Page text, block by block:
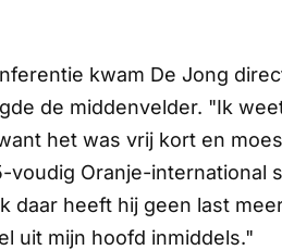
kwam De Jong
de middenvelder. "Ik
het was vrij kort en
Oranje-international
daar heeft hij geen last
uit mijn hoofd inmiddels."